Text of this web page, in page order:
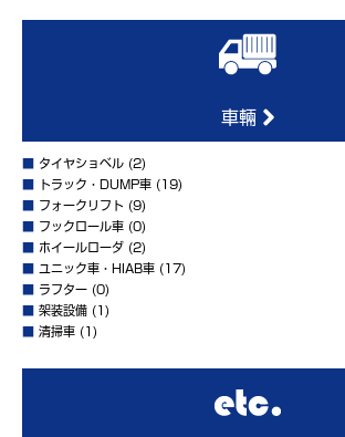
車輛
タイヤショベル (2)
トラック・DUMP車 (19)
フォークリフト (9)
フックロール車 (0)
ホイールローダ (2)
ユニック車・HIAB車 (17)
ラフター (0)
架装設備 (1)
清掃車 (1)